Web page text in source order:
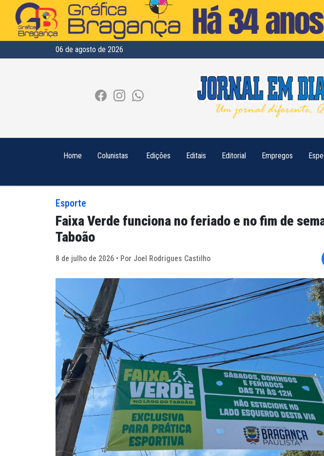
06 de agosto de 2026
Home Colunistas Edições Editais Editorial Empregos
Esporte
Faixa Verde funciona no feriado e no fim de
Taboão
8 de julho de 2026 • Por Joel Rodrigues Castilho